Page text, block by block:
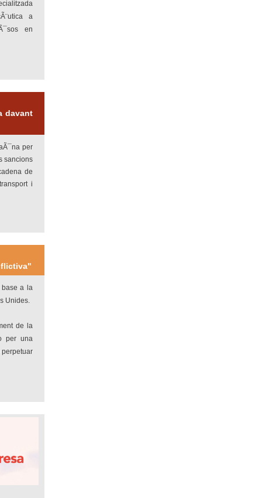
a
en
davant
per
sancions
de
i
base a la
Unides.
de la
per una
perpetuar